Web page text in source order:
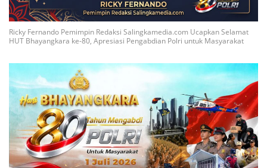
Ricky Fernando Pemimpin Redaksi Salingkamedia.com Ucapkan Selamat
HUT Bhayangkara ke-80, Apresiasi Pengabdian Polri untuk Masyarakat